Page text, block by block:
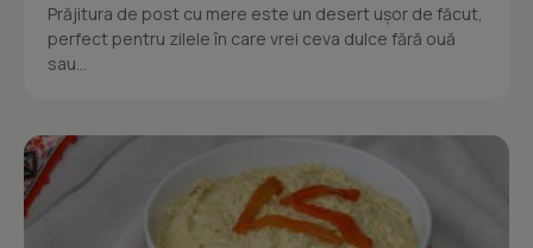
Prăjitura de post cu mere este un desert ușor de făcut,
perfect pentru zilele în care vrei ceva dulce fără ouă
sau...